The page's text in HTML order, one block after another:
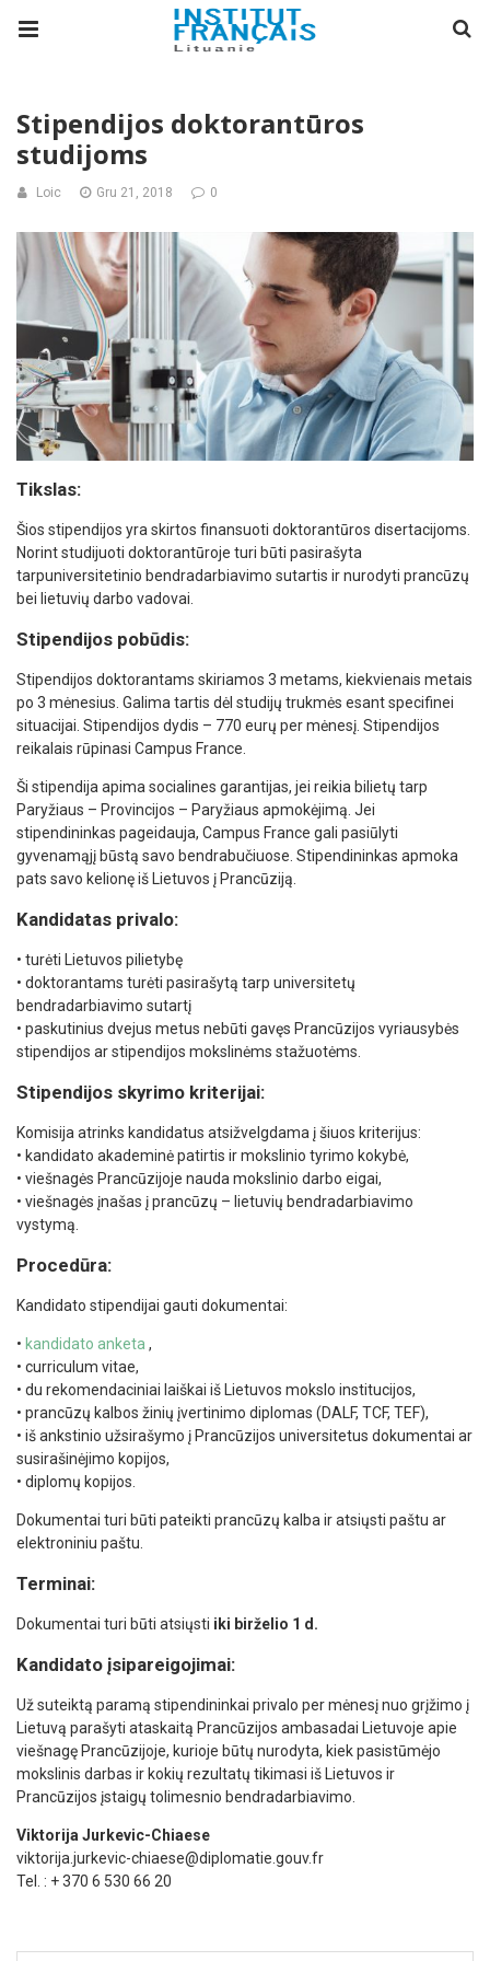
Stipendijos doktorantūros
studijoms
Loic Gru 21, 2018 0
Tikslas:
Šios stipendijos yra skirtos finansuoti doktorantūros disertacijoms.
Norint studijuoti doktorantūroje turi būti pasirašyta
tarpuniversitetinio bendradarbiavimo sutartis ir nurodyti prancūzų
bei lietuvių darbo vadovai.
Stipendijos pobūdis:
Stipendijos doktorantams skiriamos 3 metams, kiekvienais metais
po 3 mėnesius. Galima tartis dėl studijų trukmės esant specifinei
situacijai. Stipendijos dydis – 770 eurų per mėnesį. Stipendijos
reikalais rūpinasi Campus France.
Ši stipendija apima socialines garantijas, jei reikia bilietų tarp
Paryžiaus – Provincijos – Paryžiaus apmokėjimą. Jei
stipendininkas pageidauja, Campus France gali pasiūlyti
gyvenamąjį būstą savo bendrabučiuose. Stipendininkas apmoka
pats savo kelionę iš Lietuvos į Prancūziją.
Kandidatas privalo:
• turėti Lietuvos pilietybę
• doktorantams turėti pasirašytą tarp universitetų
bendradarbiavimo sutartį
• paskutinius dvejus metus nebūti gavęs Prancūzijos vyriausybės
stipendijos ar stipendijos mokslinėms stažuotėms.
Stipendijos skyrimo kriterijai:
Komisija atrinks kandidatus atsižvelgdama į šiuos kriterijus:
• kandidato akademinė patirtis ir mokslinio tyrimo kokybė,
• viešnagės Prancūzijoje nauda mokslinio darbo eigai,
• viešnagės įnašas į prancūzų – lietuvių bendradarbiavimo
vystymą.
Procedūra:
Kandidato stipendijai gauti dokumentai:
• kandidato anketa ,
• curriculum vitae,
• du rekomendaciniai laiškai iš Lietuvos mokslo institucijos,
• prancūzų kalbos žinių įvertinimo diplomas (DALF, TCF, TEF),
• iš ankstinio užsirašymo į Prancūzijos universitetus dokumentai ar
susirašinėjimo kopijos,
• diplomų kopijos.
Dokumentai turi būti pateikti prancūzų kalba ir atsiųsti paštu ar
elektroniniu paštu.
Terminai:
Dokumentai turi būti atsiųsti iki birželio 1 d.
Kandidato įsipareigojimai:
Už suteiktą paramą stipendininkai privalo per mėnesį nuo grįžimo į
Lietuvą parašyti ataskaitą Prancūzijos ambasadai Lietuvoje apie
viešnagę Prancūzijoje, kurioje būtų nurodyta, kiek pasistūmėjo
mokslinis darbas ir kokių rezultatų tikimasi iš Lietuvos ir
Prancūzijos įstaigų tolimesnio bendradarbiavimo.
Viktorija Jurkevic-Chiaese
viktorija.jurkevic-chiaese@diplomatie.gouv.fr
Tel. : + 370 6 530 66 20